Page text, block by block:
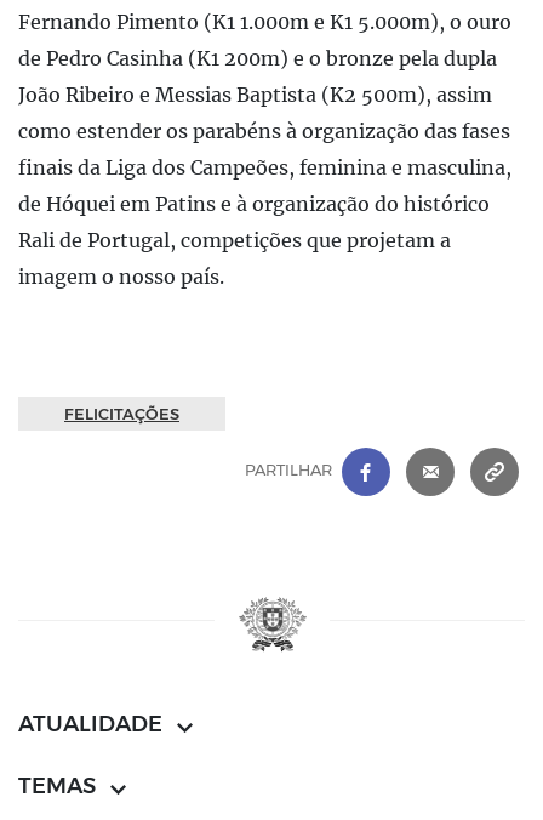
Fernando Pimento (K1 1.000m e K1 5.000m), o ouro
de Pedro Casinha (K1 200m) e o bronze pela dupla
João Ribeiro e Messias Baptista (K2 500m), assim
como estender os parabéns à organização das fases
finais da Liga dos Campeões, feminina e masculina,
de Hóquei em Patins e à organização do histórico
Rali de Portugal, competições que projetam a
imagem o nosso país.
FELICITAÇÕES
PARTILHAR
FACEBOOK
ATUALIDADE
TEMAS